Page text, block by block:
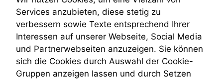
Venezuela
VRK
Wiederherstellungsanordnung
Zivilprozessordnung
ZPO
Zustellfiktion
Zuständigkeit
Services anzubieten, diese stetig zu
verbessern sowie Texte entsprechend Ihrer
Interessen auf unserer Webseite, Social Media
und Partnerwebseiten anzuzeigen. Sie können
sich die Cookies durch Auswahl der Cookie-
Gruppen anzeigen lassen und durch Setzen